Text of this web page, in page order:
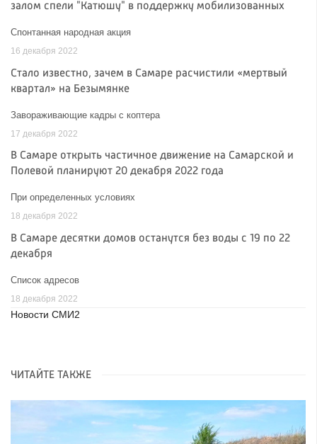
залом спели "Катюшу" в поддержку мобилизованных
Спонтанная народная акция
16 декабря 2022
Стало известно, зачем в Самаре расчистили «мертвый
квартал» на Безымянке
Завораживающие кадры с коптера
17 декабря 2022
В Самаре открыть частичное движение на Самарской и
Полевой планируют 20 декабря 2022 года
При определенных условиях
18 декабря 2022
В Самаре десятки домов останутся без воды с 19 по 22
декабря
Список адресов
18 декабря 2022
Новости СМИ2
ЧИТАЙТЕ ТАКЖЕ